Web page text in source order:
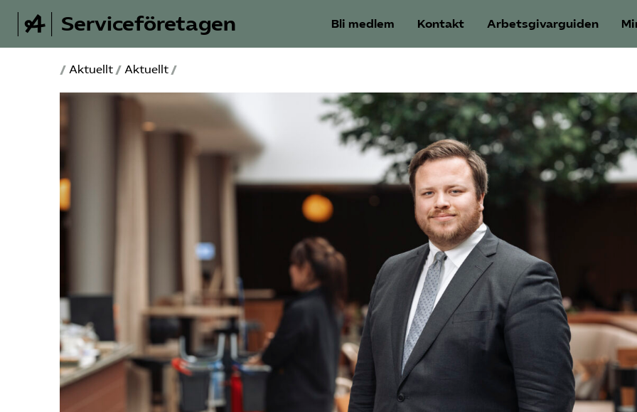
Serviceföretagen Bli medlem Kontakt Arbetsgivarguiden
/ Aktuellt / Aktuellt /